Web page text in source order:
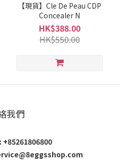
【現貨】Cle De Peau CDP
Concealer N
HK$388.00
HK$550.00
我們